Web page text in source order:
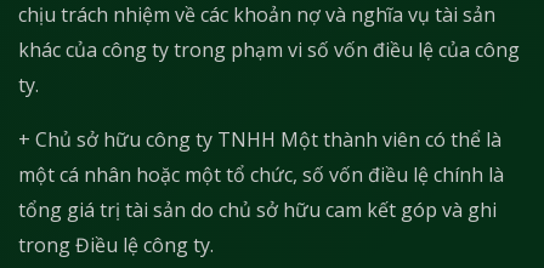
chịu trách nhiệm về các khoản nợ và nghĩa vụ tài sản
khác của công ty trong phạm vi số vốn điều lệ của công
ty.
+ Chủ sở hữu công ty TNHH Một thành viên có thể là
một cá nhân hoặc một tổ chức, số vốn điều lệ chính là
tổng giá trị tài sản do chủ sở hữu cam kết góp và ghi
trong Điều lệ công ty.